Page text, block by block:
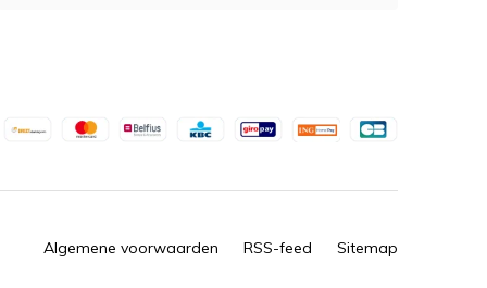
Algemene voorwaarden RSS-feed Sitemap